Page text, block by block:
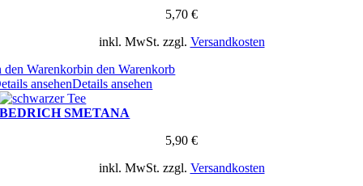
5,70 €
inkl. MwSt. zzgl. Versandkosten
den Warenkorbin den Warenkorb
ansehenDetails ansehen
BEDRICH SMETANA
5,90 €
inkl. MwSt. zzgl. Versandkosten